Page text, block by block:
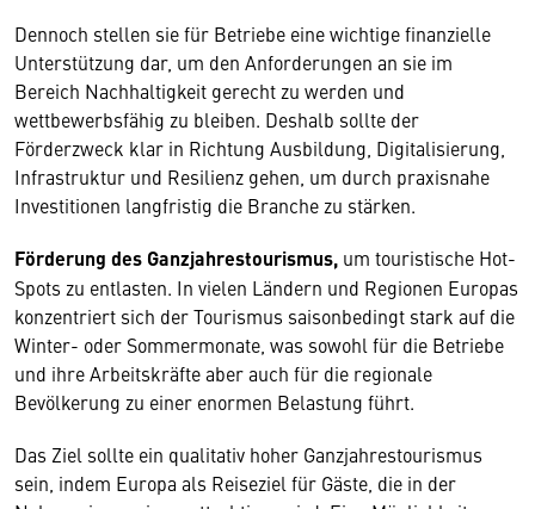
Dennoch stellen sie für Betriebe eine wichtige finanzielle
Unterstützung dar, um den Anforderungen an sie im
Bereich Nachhaltigkeit gerecht zu werden und
wettbewerbsfähig zu bleiben. Deshalb sollte der
Förderzweck klar in Richtung Ausbildung, Digitalisierung,
Infrastruktur und Resilienz gehen, um durch praxisnahe
Investitionen langfristig die Branche zu stärken.
Förderung des Ganzjahrestourismus, um touristische Hot-
Spots zu entlasten. In vielen Ländern und Regionen Europas
konzentriert sich der Tourismus saisonbedingt stark auf die
Winter- oder Sommermonate, was sowohl für die Betriebe
und ihre Arbeitskräfte aber auch für die regionale
Bevölkerung zu einer enormen Belastung führt.
Das Ziel sollte ein qualitativ hoher Ganzjahrestourismus
sein, indem Europa als Reiseziel für Gäste, die in der